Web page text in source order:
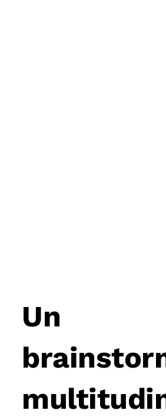
Un
navigation